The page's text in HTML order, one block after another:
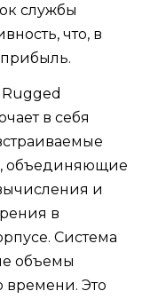
службы
что, в
в себя
, объединяющие
и
в
Система
объемы
времени. Это